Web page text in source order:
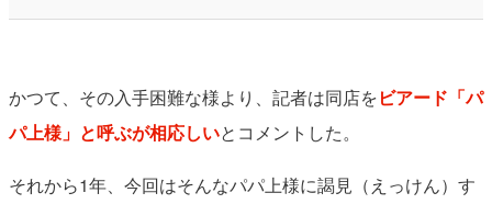
かつて、その入手困難な様より、記者は同店をビアード「パ
パ上様」と呼ぶが相応しいとコメントした。
それから1年、今回はそんなパパ上様に謁見（えっけん）す